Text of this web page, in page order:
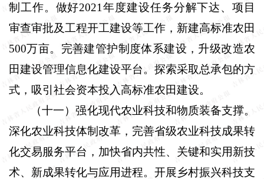
制工作。做好2021 年度建设任务分解下达、项目
审查审批及工程开工建设等工作，新建高标准农田
500万亩。完善建管护制度体系建设，升级改造农
田建设管理信息化建设平台。探索采取总承包的方
式，吸引社会资本投入高标准农田建设。
（十一）强化现代农业科技和物质装备支撑。
深化农业科技体制改革，完善省级农业科技成果转
化交易服务平台，加快省内共性、关键和实用新技
术、新成果转化与应用进程。开展乡村振兴科技支